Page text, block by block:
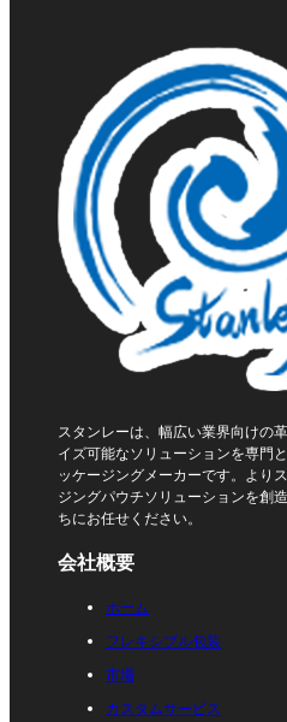
スタンレーは、幅広い業界向けの
イズ可能なソリューションを専門
ッケージングメーカーです。より
ジングパウチソリューションを創
ちにお任せください。
会社概要
ホーム
フレキシブル包装
市場
カスタムサービス